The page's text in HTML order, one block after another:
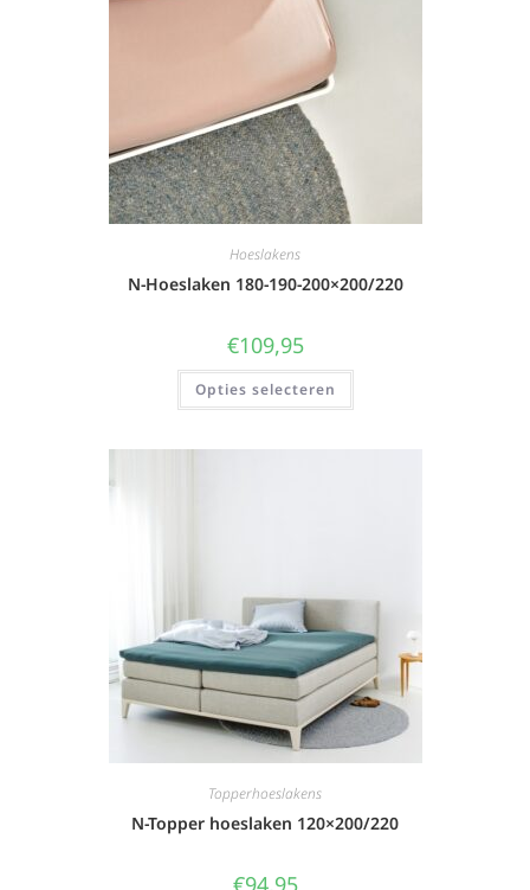
Hoeslakens
N-Hoeslaken 180-190-200×200/220
€109,95
Opties selecteren
Topperhoeslakens
N-Topper hoeslaken 120×200/220
€94,95